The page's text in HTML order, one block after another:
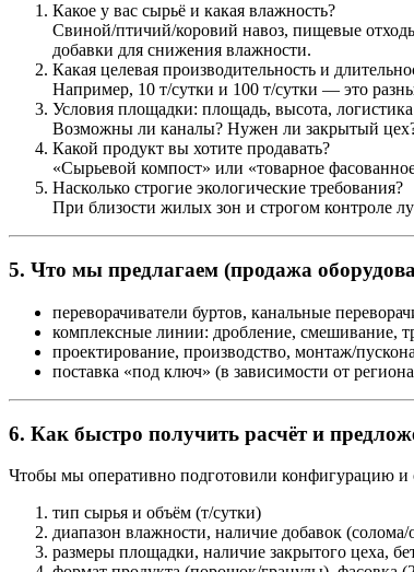
Какое у вас сырьё и какая влажность?
Свиной/птичий/коровий навоз, пищевые
добавки для снижения влажности.
Какая целевая производительность и
Например, 10 т/сутки и 100 т/сутки — это
Условия площадки: площадь, высота,
Возможны ли каналы? Нужен ли закрытый цех?
Какой продукт вы хотите продавать?
«Сырьевой компост» или «товарное
Насколько строгие экологические требования?
При близости жилых зон и строгом контроле
5. Что мы предлагаем (продажа
переворачиватели буртов, канальные
комплексные линии: дробление, смешивание,
проектирование, производство, монтаж/
поставка «под ключ» (в зависимости от
6. Как быстро получить расчёт и
Чтобы мы оперативно подготовили конфигурацию и
тип сырья и объём (т/сутки)
диапазон влажности, наличие добавок
размеры площадки, наличие закрытого цеха,